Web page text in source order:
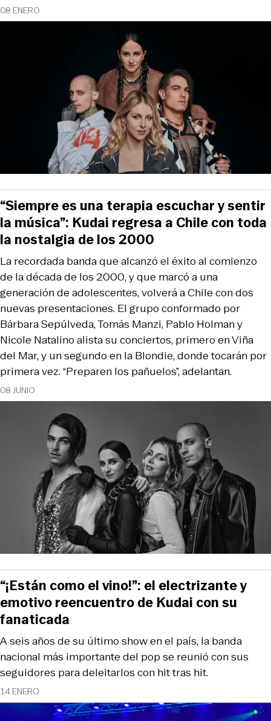
08 ENERO
08 JUNIO
La recordada banda que alcanzó el éxito al comienzo
de la década de los 2000, y que marcó a una
generación de adolescentes, volverá a Chile con dos
nuevas presentaciones. El grupo conformado por
Bárbara Sepúlveda, Tomás Manzi, Pablo Holman y
Nicole Natalino alista su conciertos, primero en Viña
del Mar, y un segundo en la Blondie, donde tocarán por
primera vez. “Preparen los pañuelos”, adelantan.
“Siempre es una terapia escuchar y sentir
la música”: Kudai regresa a Chile con toda
la nostalgia de los 2000
14 ENERO
A seis años de su último show en el país, la banda
nacional más importante del pop se reunió con sus
seguidores para deleitarlos con hit tras hit.
“¡Están como el vino!”: el electrizante y
emotivo reencuentro de Kudai con su
fanaticada